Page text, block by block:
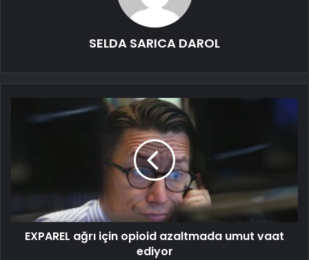
SELDA SARICA DAROL
EXPAREL ağrı için opioid azaltmada umut vaat
ediyor